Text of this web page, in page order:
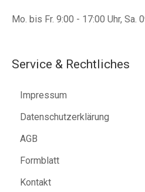
Mo. bis Fr. 9:00 - 17:00 Uhr, Sa.
Service & Rechtliches
Impressum
Datenschutzerklärung
AGB
Formblatt
Kontakt